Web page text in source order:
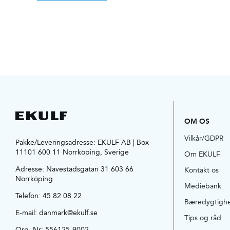
Pakke/Leveringsadresse: EKULF AB | Box
11101 600 11 Norrköping, Sverige
Adresse: Navestadsgatan 31 603 66
Norrköping
Telefon: 45 82 08 22
E-mail: danmark@ekulf.se
OM OS
Vilkår/GDPR
Om EKULF
Kontakt os
Mediebank
Tips og råd